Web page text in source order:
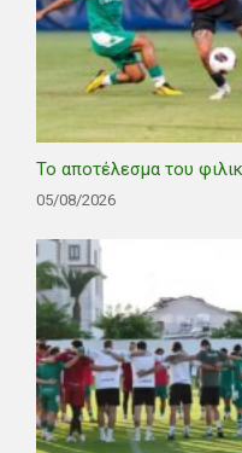
Το αποτέλεσμα του
05/08/2026